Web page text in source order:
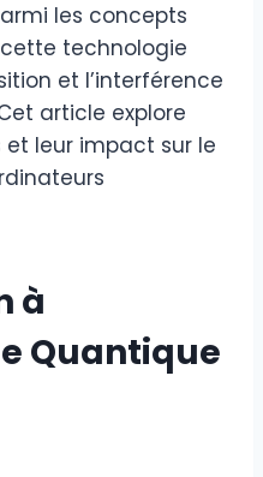
les concepts
technologie
et l’interférence
article explore
leur impact sur le
à
Quantique